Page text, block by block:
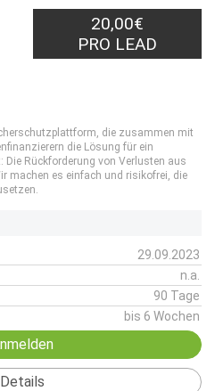
20,00€
PRO LEAD
die zusammen mit
die Lösung für ein
Die Rückforderung von Verlusten aus
machen es einfach und risikofrei, die
29.09.2023
n.a.
90 Tage
bis 6 Wochen
Details